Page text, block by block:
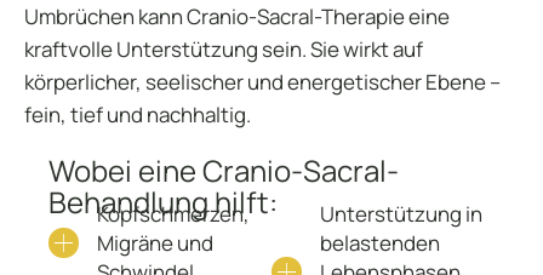
Umbrüchen kann Cranio-Sacral-Therapie eine
kraftvolle Unterstützung sein. Sie wirkt auf
körperlicher, seelischer und energetischer Ebene –
fein, tief und nachhaltig.
Wobei eine Cranio-Sacral-
Behandlung hilft:
Kopfschmerzen,
Migräne und
Unterstützung in
belastenden